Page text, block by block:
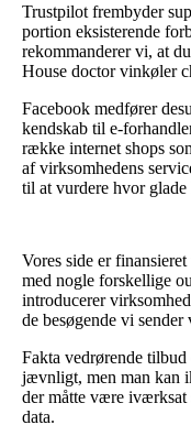
Trustpilot frembyder
portion eksisterende
rekommanderer vi, at
House doctor vinkøler
Facebook medfører
kendskab til e-
række internet shops
af virksomhedens
til at vurdere hvor glade
Vores side er
med nogle forskellige
introducerer
de besøgende vi
Fakta vedrørende
jævnligt, men man kan
der måtte være iværksat
data.